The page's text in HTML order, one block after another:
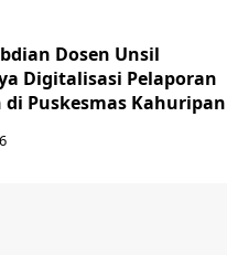
Dosen Unsil
Digitalisasi Pelaporan
di Puskesmas Kahuripan